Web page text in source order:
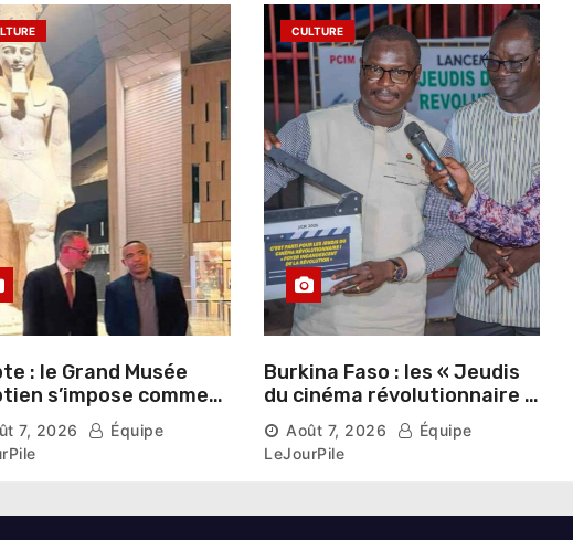
: le Grand Musée
s’impose comme
du patrimoine
auprès des
étrangers
7, 2026
Équipe
CULTURE
Burkina Faso : les « Jeudis
du cinéma révolutionnaire »
lancés au Mémorial Thomas
Sankara
Août 7, 2026
Équipe
LeJourPile